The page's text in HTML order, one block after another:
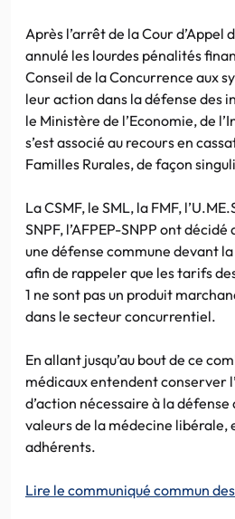
Après l’arrêt de la Cour d’Appel
annulé les lourdes pénalités
Conseil de la Concurrence aux
leur action dans la défense des
le Ministère de l’Economie, de
s’est associé au recours en
Familles Rurales, de façon
La CSMF, le SML, la FMF,
SNPF, l’AFPEP-SNPP ont
une défense commune devant
afin de rappeler que les tarifs
1 ne sont pas un produit
dans le secteur concurrentiel.
En allant jusqu’au bout de ce
médicaux entendent conserver
d’action nécessaire à la
valeurs de la médecine libérale,
adhérents.
Lire le communiqué commun